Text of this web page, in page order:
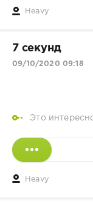
Heavy
7 секунд
09/10/2020 09:18
Это
Heavy